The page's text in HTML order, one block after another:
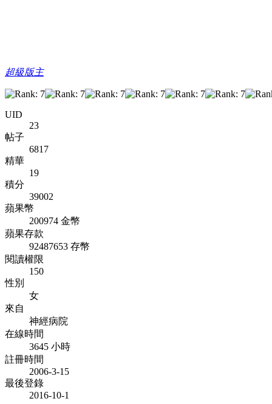
超級版主
UID
23
帖子
6817
精華
19
積分
39002
蘋果幣
200974 金幣
蘋果存款
92487653 存幣
閱讀權限
150
性別
女
來自
神經病院
在線時間
3645 小時
註冊時間
2006-3-15
最後登錄
2016-10-1